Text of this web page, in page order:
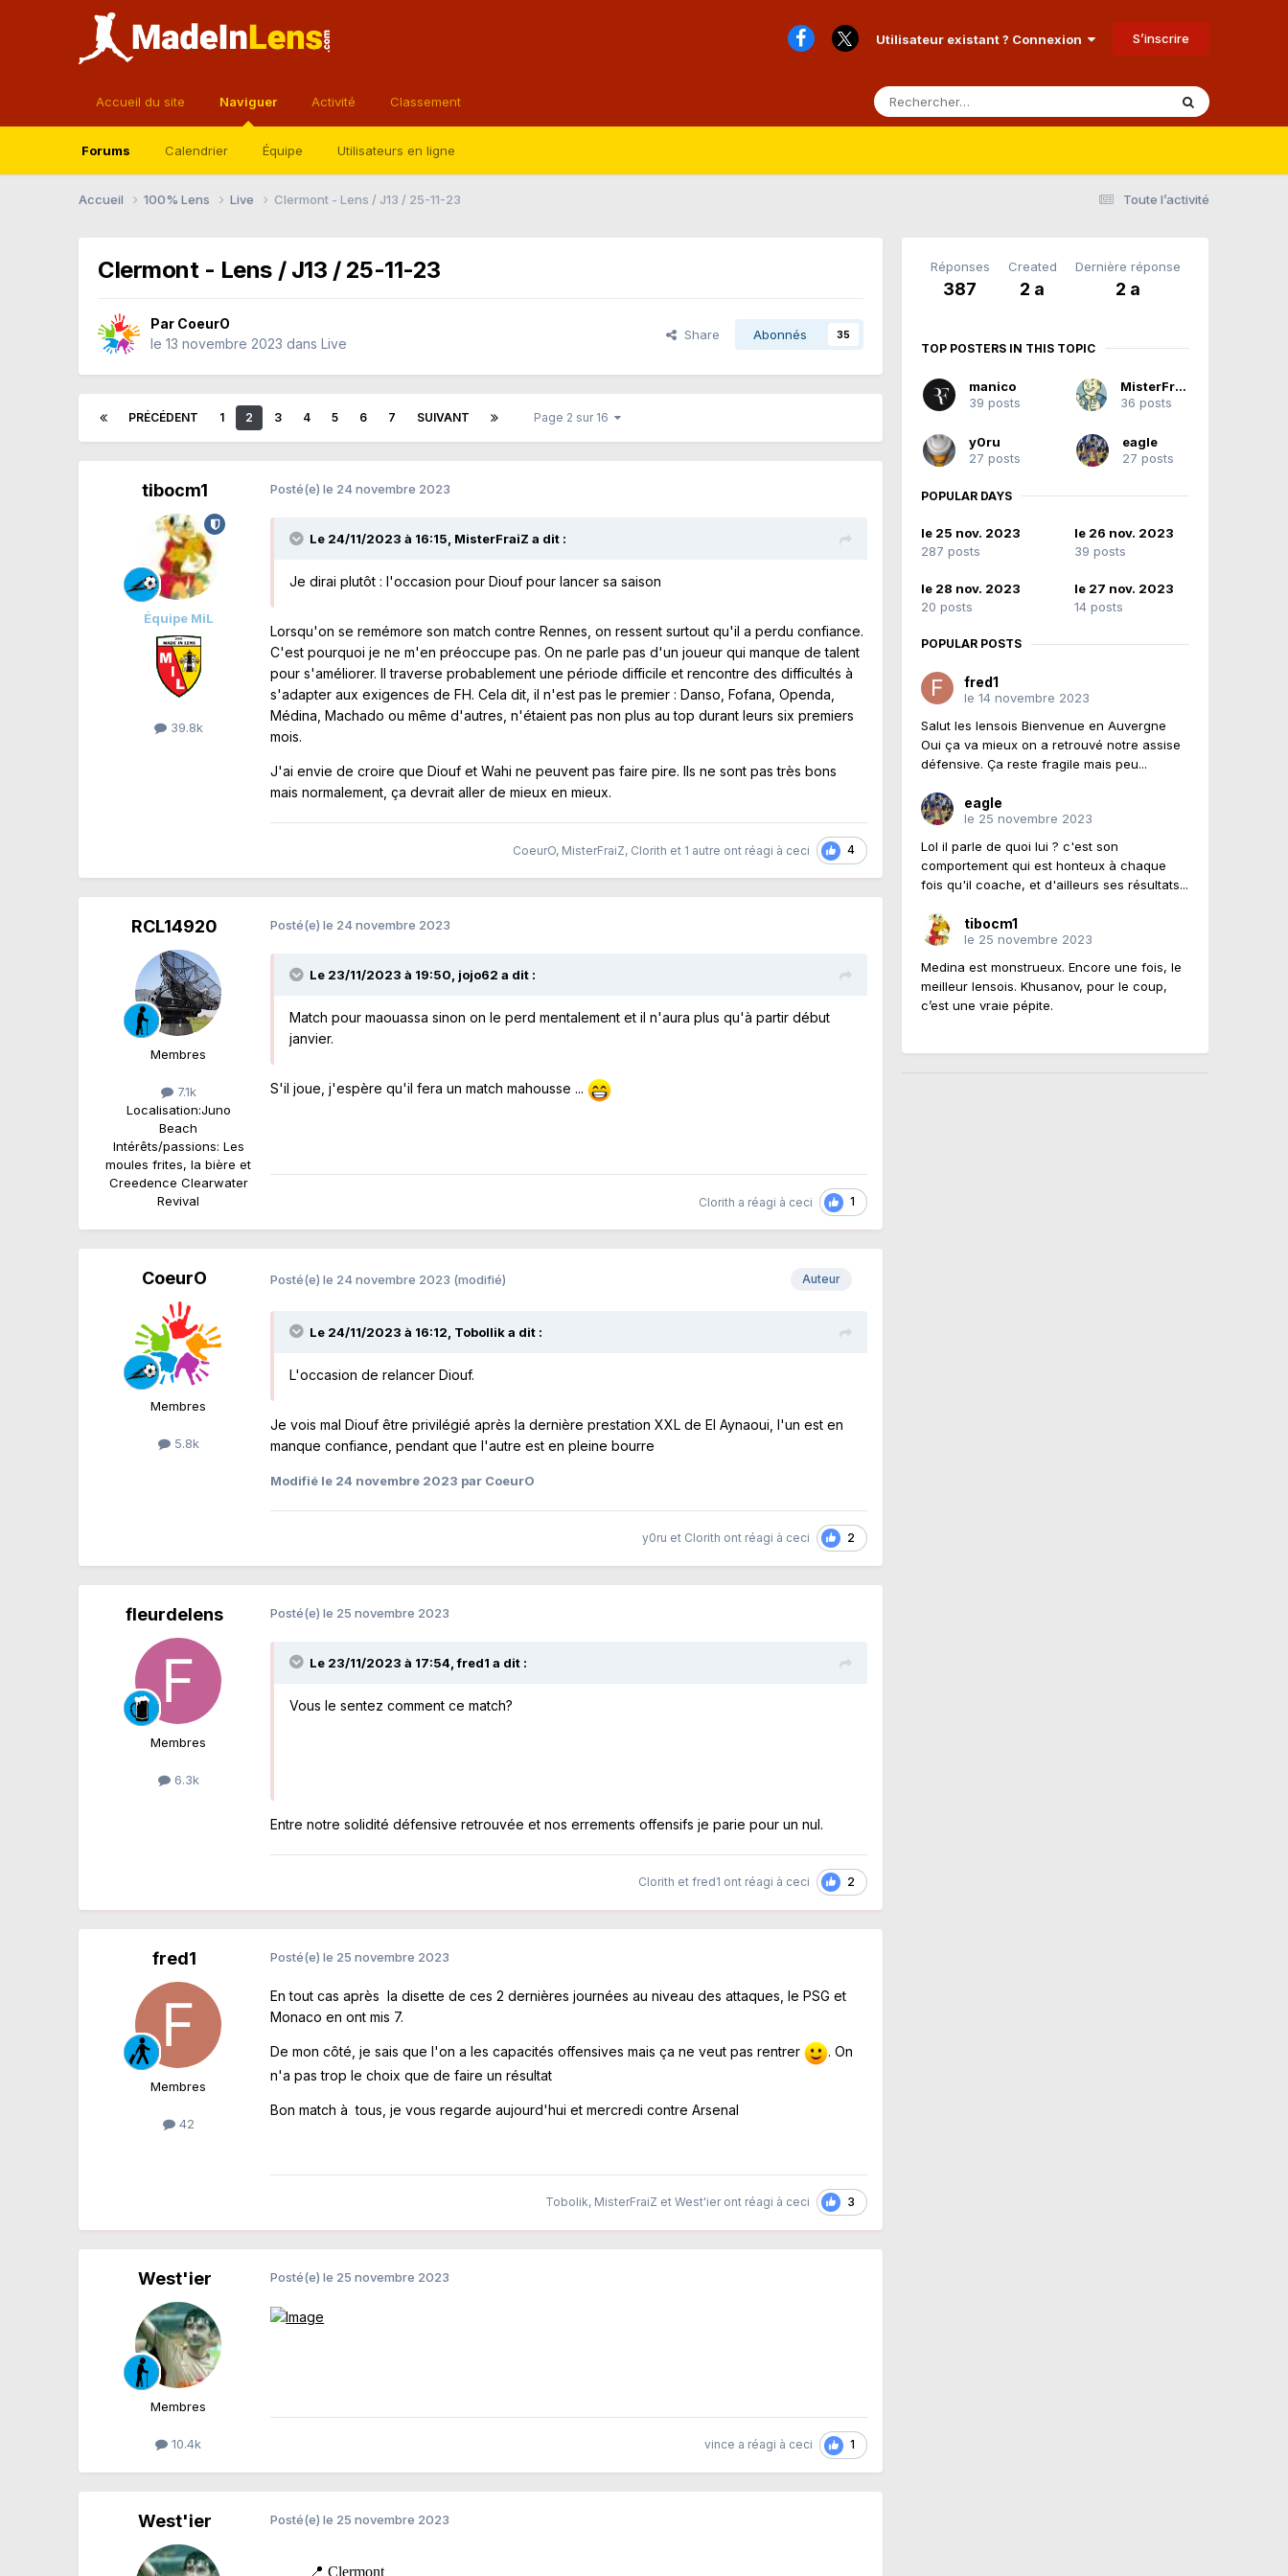
Utilisateur existant ? Connexion S’inscrire
Accueil du site Naviguer
Forums Calendrier Équipe Utilisateurs en ligne
Activité Classement
Toute l’activité
Accueil 100% Lens Live Clermont - Lens / J13 / 25-11-23
Clermont - Lens / J13 / 25-11-23
Par CoeurO
le 13 novembre 2023 dansLive
Share Abonnés 35
PRÉCÉDENT 1 2 3 4 5 6 7 SUIVANT Page 2 sur 16
tibocm1
Équipe MiL
39.8k
Posté(e)le 24 novembre 2023
Le 24/11/2023 à 16:15, MisterFraiZ a dit :
Je dirai plutôt : l'occasion pour Diouf pour lancer sa saison
Lorsqu'on se remémore son match contre Rennes, on ressent surtout qu'il a perdu confiance.
C'est pourquoi je ne m'en préoccupe pas. On ne parle pas d'un joueur qui manque de talent
pour s'améliorer. Il traverse probablement une période difficile et rencontre des difficultés à
s'adapter aux exigences de FH. Cela dit, il n'est pas le premier : Danso, Fofana, Openda,
Médina, Machado ou même d'autres, n'étaient pas non plus au top durant leurs six premiers
mois.
J'ai envie de croire que Diouf et Wahi ne peuvent pas faire pire. Ils ne sont pas très bons
mais normalement, ça devrait aller de mieux en mieux.
CoeurO, MisterFraiZ, Clorith et 1 autre ont réagi à ceci 4
RCL14920
Membres
7.1k
Localisation:Juno
Beach
Intérêts/passions: Les
moules frites, la bière et
Creedence Clearwater
Revival
Posté(e)le 24 novembre 2023
Le 23/11/2023 à 19:50, jojo62 a dit :
Match pour maouassa sinon on le perd mentalement et il n'aura plus qu'à partir début
janvier.
S'il joue, j'espère qu'il fera un match mahousse ...
Clorith a réagi à ceci 1
CoeurO
Membres
5.8k
Auteur
Posté(e)le 24 novembre 2023 (modifié)
Le 24/11/2023 à 16:12, Tobollika dit :
L'occasion de relancer Diouf.
Je vois mal Diouf être privilégié après la dernière prestation XXL de El Aynaoui, l'un est en
manque confiance, pendant que l'autre est en pleine bourre
Modifié le 24 novembre 2023 par CoeurO
y0ru et Clorith ont réagi à ceci 2
fleurdelens
Membres
6.3k
Posté(e)le 25 novembre 2023
Le 23/11/2023 à 17:54,fred1 a dit :
Vous le sentez comment ce match?
Entre notre solidité défensive retrouvée et nos errements offensifs je parie pour un nul.
Clorith etfred1 ont réagi à ceci 2
fred1
Membres
42
Posté(e)le 25 novembre 2023
En tout cas après la disette de ces 2 dernières journées au niveau des attaques, le PSG et
Monaco en ont mis 7.
De mon côté, je sais que l'on a les capacités offensives mais ça ne veut pas rentrer
. On
n'a pas trop le choix que de faire un résultat
Bon match à tous, je vous regarde aujourd'hui et mercredi contre Arsenal
Tobolik, MisterFraiZ etWest'ieront réagi à ceci 3
West'ier
Membres
10.4k
Posté(e)le 25 novembre 2023
vince a réagi à ceci 1
West'ier Posté(e)le 25 novembre 2023
Réponses
387
Created
2 a
Dernière réponse
2 a
TOP POSTERS IN THIS TOPIC
manico
39 posts
MisterFraiZ
36 posts
y0ru
27 posts
eagle
27 posts
POPULAR DAYS
le 25 nov. 2023
287 posts
le 26 nov. 2023
39 posts
le 28 nov. 2023
20 posts
le 27 nov. 2023
14 posts
POPULAR POSTS
fred1
le 14 novembre 2023
Salut les lensois Bienvenue en Auvergne
Oui ça va mieux on a retrouvé notre assise
défensive. Ça reste fragile mais peu...
eagle
le 25 novembre 2023
Lol il parle de quoi lui ? c'est son
comportement qui est honteux à chaque
fois qu'il coache, et d'ailleurs ses résultats...
tibocm1
le 25 novembre 2023
Medina est monstrueux. Encore une fois, le
meilleur lensois. Khusanov, pour le coup,
c’est une vraie pépite.